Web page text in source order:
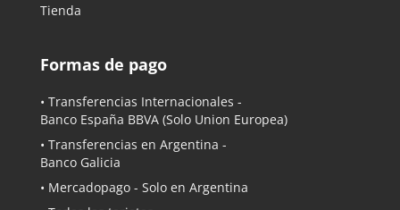
Tienda
Formas de pago
• Transferencias Internacionales -
Banco España BBVA (Solo Union Europea)
• Transferencias en Argentina -
Banco Galicia
• Mercadopago - Solo en Argentina